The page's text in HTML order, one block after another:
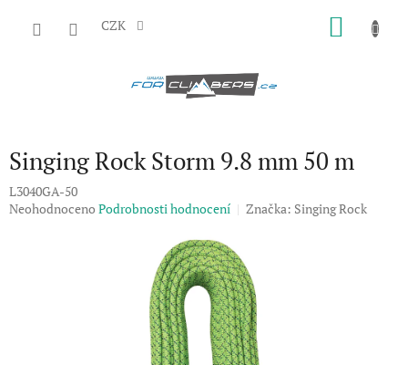
CZK
Singing Rock Storm 9.8 mm 50 m
L3040GA-50
Průměrné
Neohodnoceno Podrobnosti hodnocení Značka: Singing Rock